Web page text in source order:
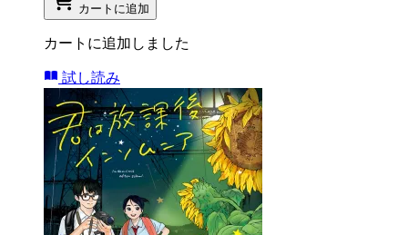
カートに追加
カートに追加しました
試し読み